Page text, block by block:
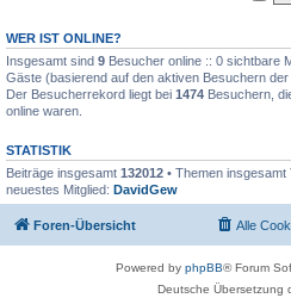
WER IST ONLINE?
Insgesamt sind 9 Besucher online :: 0 sichtbare
Gäste (basierend auf den aktiven Besuchern der
Der Besucherrekord liegt bei 1474 Besuchern,
online waren.
STATISTIK
Beiträge insgesamt 132012 • Themen insgesamt
neuestes Mitglied: DavidGew
Foren-Übersicht Alle
Powered by phpBB® Forum
Deutsche Übersetzung